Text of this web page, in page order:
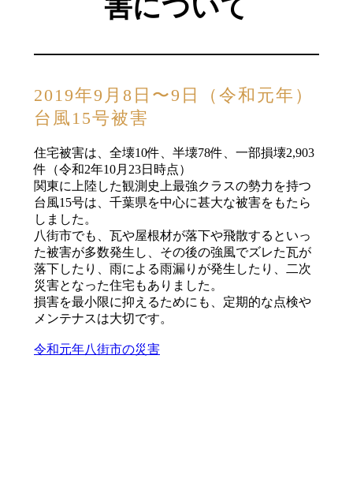
害について
2019年9月8日〜9日（令和元年）
台風15号被害
住宅被害は、全壊10件、半壊78件、一部損壊2,903
件（令和2年10月23日時点）
関東に上陸した観測史上最強クラスの勢力を持つ
台風15号は、千葉県を中心に甚大な被害をもたら
しました。
八街市でも、瓦や屋根材が落下や飛散するといっ
た被害が多数発生し、その後の強風でズレた瓦が
落下したり、雨による雨漏りが発生したり、二次
災害となった住宅もありました。
損害を最小限に抑えるためにも、定期的な点検や
メンテナスは大切です。
令和元年八街市の災害